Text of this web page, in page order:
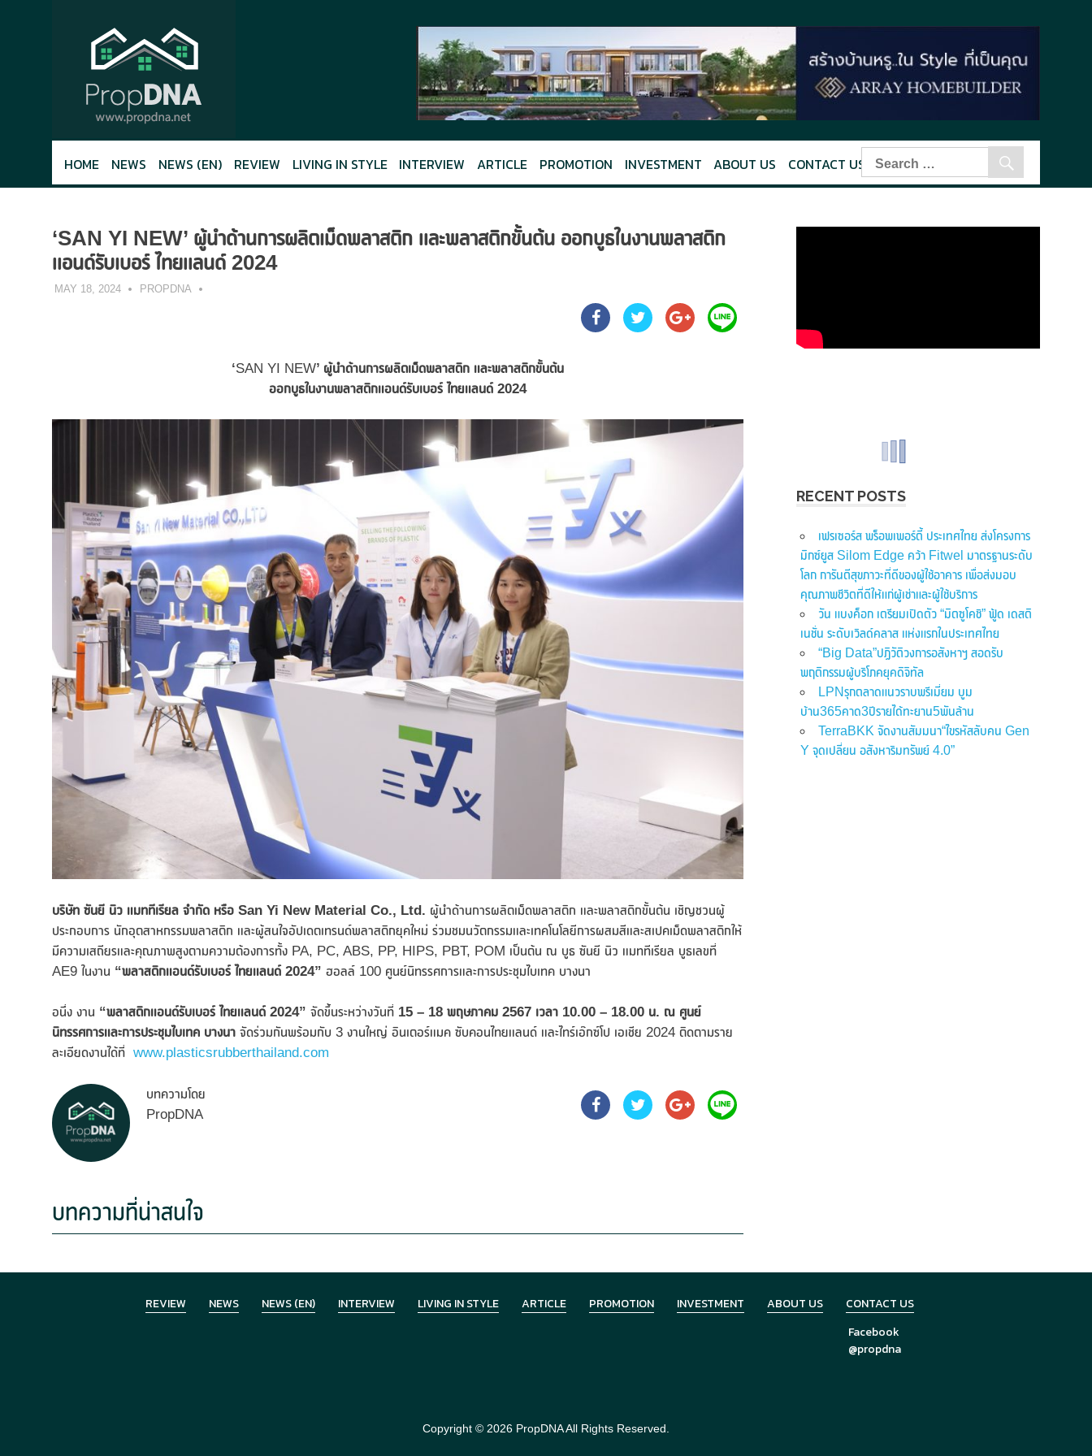
HOME NEWS NEWS (EN) REVIEW LIVING IN STYLE INTERVIEW ARTICLE PROMOTION INVESTMENT ABOUT US CONTACT US
‘SAN YI NEW’ ผู้นำด้านการผลิตเม็ดพลาสติก และพลาสติกขั้นต้น ออกบูธในงานพลาสติก
แอนด์รับเบอร์ ไทยแลนด์ 2024
MAY 18, 2024 PROPDNA
‘SAN YI NEW’ ผู้นำด้านการผลิตเม็ดพลาสติก และพลาสติกขั้นต้น
ออกบูธในงานพลาสติกแอนด์รับเบอร์ ไทยแลนด์2024
บริษัท ซันยี นิว แมททีเรียล จำกัด หรือ San Yi New Material Co., Ltd. ผู้นำด้านการผลิตเม็ดพลาสติก และพลาสติกขั้นต้น เชิญชวนผู้
ประกอบการ นักอุตสาหกรรมพลาสติก และผู้สนใจอัปเดตเทรนด์พลาสติกยุคใหม่ ร่วมชมนวัตกรรมและเทคโนโลยีการผสมสีและสเปคเม็ดพลาสติกให้
มีความเสถียรและคุณภาพสูงตามความต้องการทั้ง PA, PC, ABS, PP, HIPS, PBT, POM เป็นต้น ณ บูธ ซันยี นิว แมททีเรียล บูธเลขที่
AE9 ในงาน “พลาสติกแอนด์รับเบอร์ ไทยแลนด์ 2024” ฮอลล์ 100 ศูนย์นิทรรศการและการประชุมไบเทค บางนา
อนึ่ง งาน “พลาสติกแอนด์รับเบอร์ ไทยแลนด์ 2024” จัดขึ้นระหว่างวันที่ 15 – 18 พฤษภาคม 2567 เวลา 10.00 – 18.00 น. ณ ศูนย์
นิทรรศการและการประชุมไบเทค บางนา จัดร่วมกันพร้อมกับ 3 งานใหญ่ อินเตอร์แมค ซับคอนไทยแลนด์ และไทร์เอ๊กซ์โป เอเชีย 2024 ติดตามราย
ละเอียดงานได้ที่ www.plasticsrubberthailand.com
บทความโดย
PropDNA
บทความที่น่าสนใจ
RECENT POSTS
เฟรเซอร์ส พร็อพเพอร์ตี้ ประเทศไทย ส่งโครงการ
มิกซ์ยูส Silom Edge คว้า Fitwel มาตรฐานระดับ
โลก การันตีสุขภาวะที่ดีของผู้ใช้อาคาร เพื่อส่งมอบ
คุณภาพชีวิตที่ดีให้แก่ผู้เช่าและผู้ใช้บริการ
วัน แบงค็อก เตรียมเปิดตัว “มิตซูโคชิ” ฟู้ด เดสติ
เนชั่น ระดับเวิลด์คลาส แห่งแรกในประเทศไทย
“Big Data”ปฏิวัติวงการอสังหาฯ สอดรับ
พฤติกรรมผู้บริโภคยุคดิจิทัล
LPNรุกตลาดแนวราบพรีเมี่ยม บูม
บ้าน365คาด3ปีรายได้ทะยาน5พันล้าน
TerraBKK จัดงานสัมมนา“ไขรหัสลับคน Gen
Y จุดเปลี่ยน อสังหาริมทรัพย์ 4.0”
REVIEW NEWS NEWS (EN) INTERVIEW LIVING IN STYLE ARTICLE PROMOTION INVESTMENT ABOUT US
CONTACT US
Facebook
@propdna
Copyright © 2026 PropDNAAll Rights Reserved.